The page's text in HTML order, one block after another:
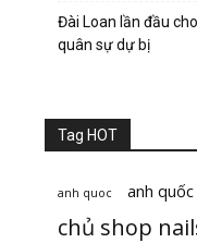
Đài Loan lần đầu
quân sự dự bị
Tag HOT
anh quoc anh quốc
chủ shop